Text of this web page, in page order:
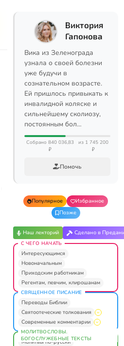
Виктория
Гапонова
Вика из Зеленограда
узнала о своей болезни
уже будучи в
сознательном возрасте.
Ей пришлось привыкать к
инвалидной коляске и
сильнейшему сколиозу,
постоянным бол…
Собрано 840 036,83
₽
из 1 745 200
₽
Помочь
Популярное
Избранное
Позже
Наш лекторий Сделано в
С ЧЕГО НАЧАТЬ
Интересующимся
Новоначальным
Приходским работникам
Регентам, певчим, клирошанам
СВЯЩЕННОЕ ПИСАНИЕ
Переводы Библии
Святоотеческие толкования
Современные комментарии
МОЛИТВОСЛОВЫ.
БОГОСЛУЖЕБНЫЕ ТЕКСТЫ
Молитвы по-русски